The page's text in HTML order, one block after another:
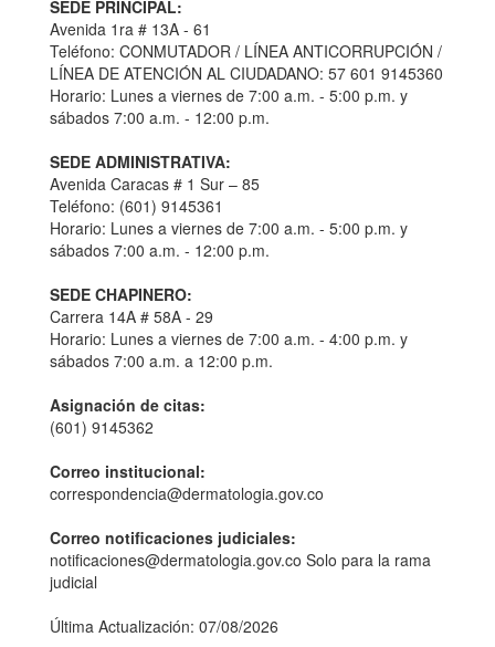
SEDE PRINCIPAL:
Avenida 1ra # 13A - 61
Teléfono: CONMUTADOR / LÍNEA ANTICORRUPCIÓN /
LÍNEA DE ATENCIÓN AL CIUDADANO: 57 601 9145360
Horario: Lunes a viernes de 7:00 a.m. - 5:00 p.m. y
sábados 7:00 a.m. - 12:00 p.m.
SEDE ADMINISTRATIVA:
Avenida Caracas # 1 Sur – 85
Teléfono: (601) 9145361
Horario: Lunes a viernes de 7:00 a.m. - 5:00 p.m. y
sábados 7:00 a.m. - 12:00 p.m.
SEDE CHAPINERO:
Carrera 14A # 58A - 29
Horario: Lunes a viernes de 7:00 a.m. - 4:00 p.m. y
sábados 7:00 a.m. a 12:00 p.m.
Asignación de citas:
(601) 9145362
Correo institucional:
correspondencia@dermatologia.gov.co
Correo notificaciones judiciales:
notificaciones@dermatologia.gov.co Solo para la rama
judicial
Última Actualización: 07/08/2026